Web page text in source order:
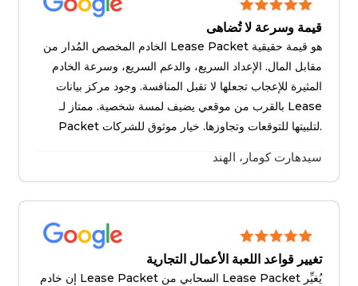
قيمة وسرعة لا تُضاهى
الخادم المخصص المُدار من Lease Packet هو قيمة حقيقية
مقابل المال. الإعداد السريع، والدعم السريع، وسرعة الخادم
المثيرة للإعجاب تجعلها لا تقبل المنافسة. وجود مركز بيانات
بالقرب من موقعي يضيف لمسة شخصية. ممتاز لـ Lease
Packet لتلبيتها للتوقعات وتجاوزها. خيار موثوق للشركات.
سيدهارت كومار، الهند
تغيير قواعد اللعبة الأعمال التجارية
إن خادم Lease Packet السحابي من Lease Packet يُغيِّر